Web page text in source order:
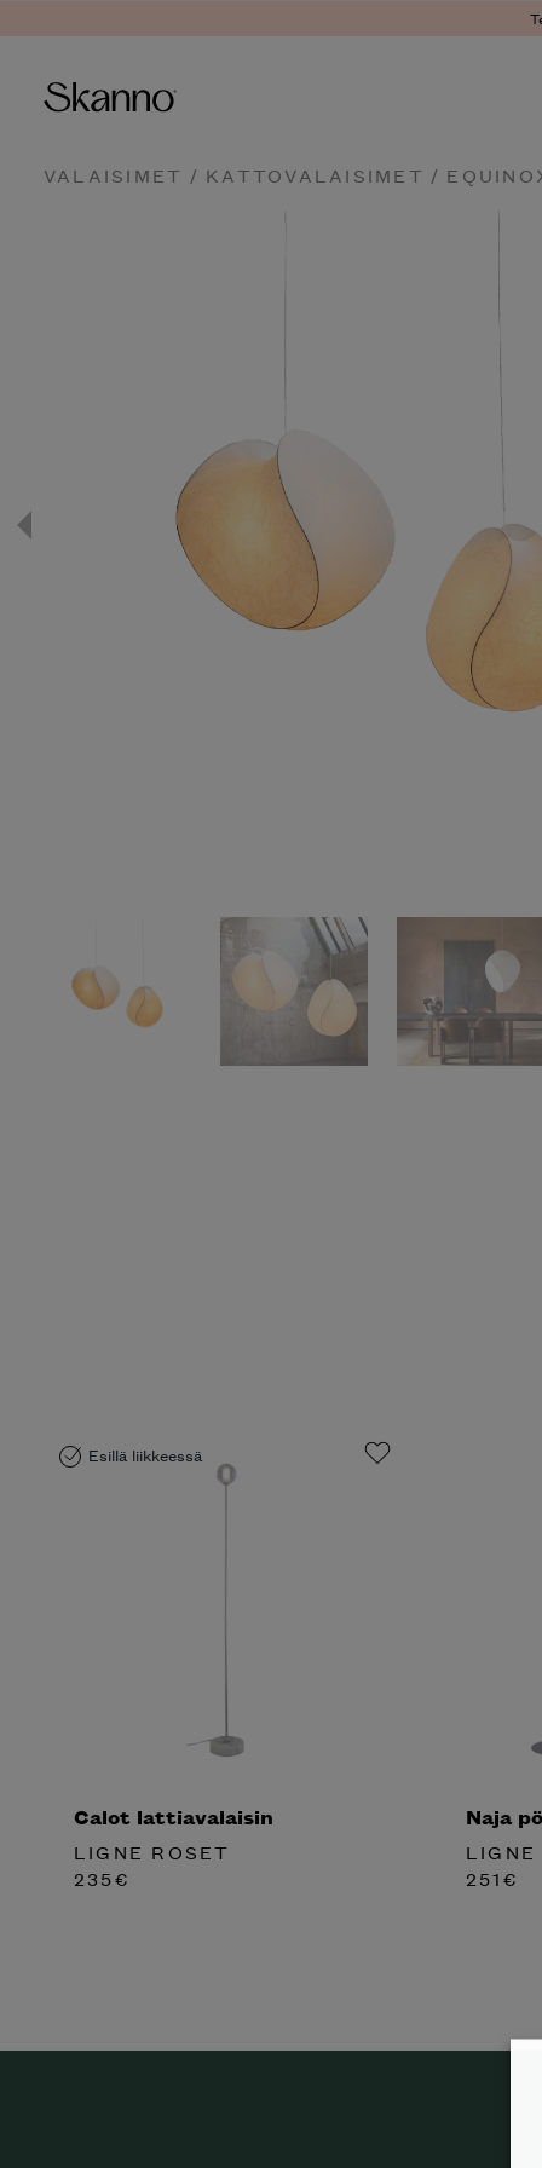
Haku
VALAISIMET / KATTOVALAISIMET /
Esillä liikkeessä
Calot lattiavalaisin
LIGNE ROSET
235€
Naja
251€